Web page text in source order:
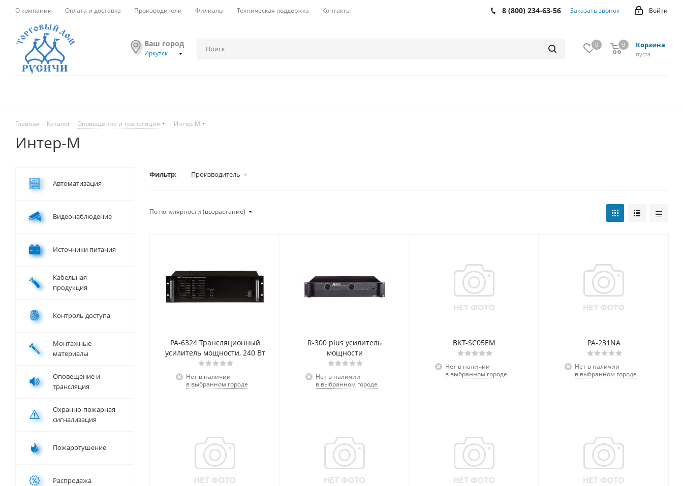
О компании Оплата и доставка Производители Филиалы Техническая поддержка Контакты Войти
8 (800) 234-63-56 Заказать звонок
Ваш город
Иркутск
0 Корзина
0
пуста
0
Главная - Каталог - Оповещение и трансляция - Интер-М
Интер-М
Фильтр: Производитель
По популярности (возрастание)
PA-6324 Трансляционный
усилитель мощности, 240 Вт
Нет в наличии
в выбранном городе
R-300 plus усилитель
мощности
Нет в наличии
в выбранном городе
BKT-SC05EM
Нет в наличии
в выбранном городе
PA-231NA
Нет в наличии
в выбранном городе
Автоматизация
Видеонаблюдение
Источники питания
Кабельная
продукция
Контроль доступа
Монтажные
материалы
Оповещение и
трансляция
Охранно-пожарная
сигнализация
Пожаротушение
Распродажа